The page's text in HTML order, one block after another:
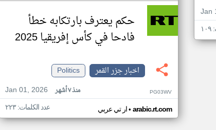
Jan
حكم يعترف بارتكابه خطأ
فادحا في كأس إفريقيا 2025
اخبار جزر القمر
Politics
Jan 01, 2026
منذ ٧ أشهر PG03WV
ار تي عربي• arabic.rt.com عدد الكلمات: ٢٢٣